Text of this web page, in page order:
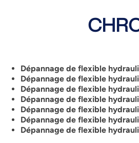
Dépannage de flexible
Dépannage de flexible
Dépannage de flexible
Dépannage de flexible
Dépannage de flexible
Dépannage de flexible
Dépannage de flexible